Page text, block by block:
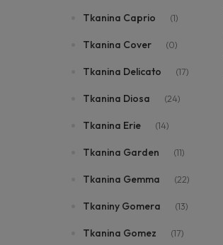
Tkanina Caprio (1)
Tkanina Cover (0)
Tkanina Delicato (17)
Tkanina Diosa (24)
Tkanina Erie (14)
Tkanina Garden (11)
Tkanina Gemma (22)
Tkaniny Gomera (13)
Tkanina Gomez (17)